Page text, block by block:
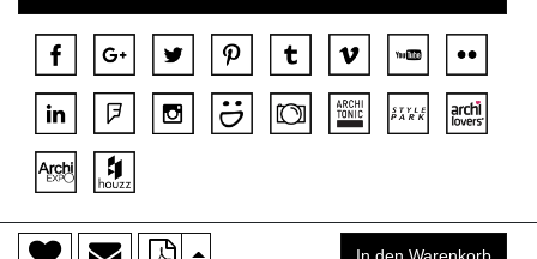
Copyright © 2018 DONA Alle Rechte vorbehalten.